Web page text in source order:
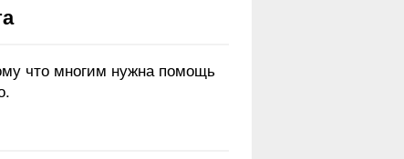
что многим нужна помощь